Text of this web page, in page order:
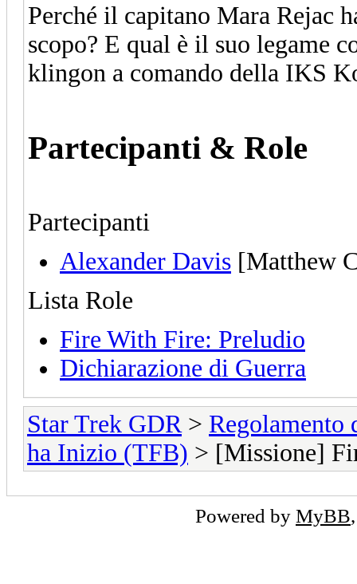
Perché il capitano Mara Rejac
scopo? E qual è il suo legame
klingon a comando della IKS
Partecipanti & Role
Partecipanti
Alexander Davis [Matthew
Lista Role
Fire With Fire: Preludio
Dichiarazione di Guerra
Star Trek GDR> Regolamento
ha Inizio (TFB) > [Missione]
Powered by MyBB